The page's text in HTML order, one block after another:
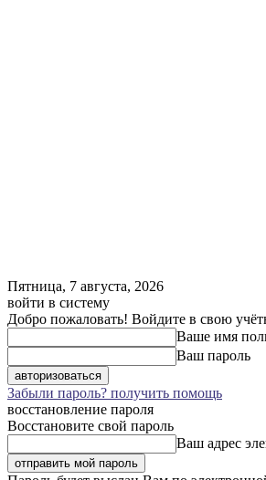
Пятница, 7 августа, 2026
войти в систему
Добро пожаловать! Войдите в свою
Ваше имя
Ваш пароль
Забыли пароль? получить помощь
восстановление пароля
Восстановите свой пароль
Ваш адрес